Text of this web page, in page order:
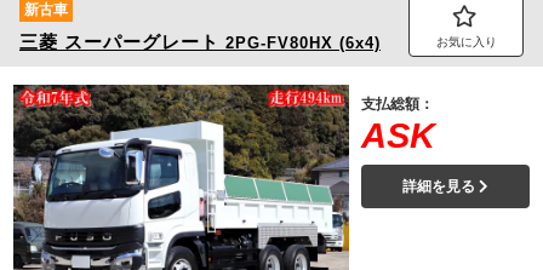
新古車
三菱 スーパーグレート 2PG-FV80HX (6x4) お気に入り
支払総額：
ASK
詳細を見る